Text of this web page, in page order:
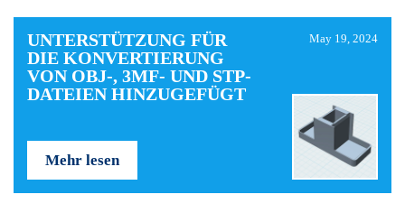
UNTERSTÜTZUNG FÜR
DIE KONVERTIERUNG
VON OBJ-, 3MF- UND STP-
DATEIEN HINZUGEFÜGT
May 19, 2024
Mehr lesen